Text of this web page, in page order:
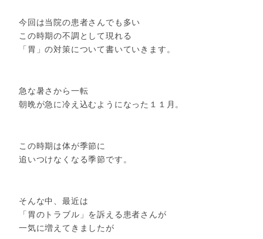
今回は当院の患者さんでも多い
この時期の不調として現れる
「胃」の対策について書いていきます。
急な暑さから一転
朝晩が急に冷え込むようになった１１月。
この時期は体が季節に
追いつけなくなる季節です。
そんな中、最近は
「胃のトラブル」を訴える患者さんが
一気に増えてきましたが